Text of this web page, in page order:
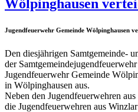
Wölpinghausen
Jugendfeuerwehr Gemeinde Wölpinghausen
Den diesjährigen Samtgemeinde-
der
Jugendfeuerwehr Gemeinde
in Wölpinghausen aus.
Neben den Jugendfeuerwehren
die Jugendfeuerwehren aus